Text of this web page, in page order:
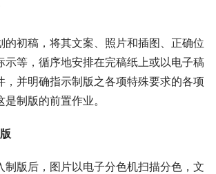
初稿，将其文案、照片和插图、正确位
示等，循序地安排在完稿纸上或以电子稿
，并明确指示制版之各项特殊要求的各项
制版的前置作业。
版后，图片以电子分色机扫描分色，文